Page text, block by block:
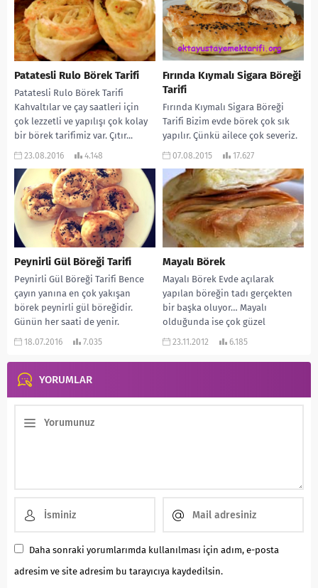
Patatesli Rulo Börek Tarifi
Patatesli Rulo Börek Tarifi
Kahvaltılar ve çay saatleri için
çok lezzetli ve yapılışı çok kolay
bir börek tarifimiz var. Çıtır...
23.08.2016 4.148
Fırında Kıymalı Sigara Böreği
Tarifi
Fırında Kıymalı Sigara Böreği
Tarifi Bizim evde börek çok sık
yapılır. Çünkü ailece çok severiz.
Durum böyle olunca daha
07.08.2015 17.627
Peynirli Gül Böreği Tarifi
Peynirli Gül Böreği Tarifi Bence
çayın yanına en çok yakışan
börek peynirli gül böreğidir.
Günün her saati de yenir.
Kahvaltıda...
18.07.2016 7.035
Mayalı Börek
Mayalı Börek Evde açılarak
yapılan böreğin tadı gerçekten
bir başka oluyor… Mayalı
olduğunda ise çok güzel
kabarıyor. Midesinde sorun
23.11.2012 6.185
YORUMLAR
Daha sonraki yorumlarımda kullanılması için adım, e-posta
adresim ve site adresim bu tarayıcıya kaydedilsin.